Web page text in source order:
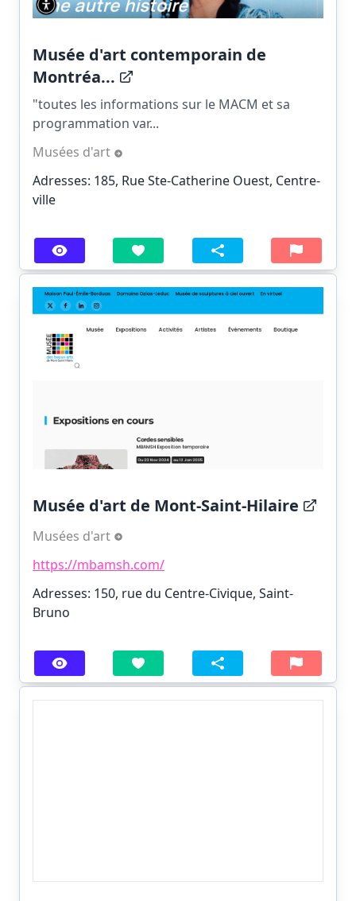
Musée d'art contemporain de
Montréa...
"toutes les informations sur le MACM et sa
programmation var...
Musées d'art
Adresses: 185, Rue Ste-Catherine Ouest, Centre-
ville
Musée d'art de Mont-Saint-Hilaire
Musées d'art
https://mbamsh.com/
Adresses: 150, rue du Centre-Civique, Saint-
Bruno